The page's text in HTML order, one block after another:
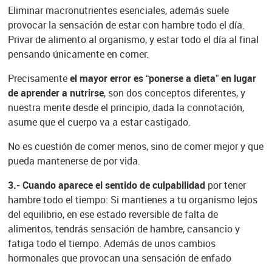
Eliminar macronutrientes esenciales, además suele
provocar la sensación de estar con hambre todo el día.
Privar de alimento al organismo, y estar todo el día al final
pensando únicamente en comer.
Precisamenteel mayor error es “ponerse a dieta” en lugar
de aprender a nutrirse, son dos conceptos diferentes, y
nuestra mente desde el principio, dada la connotación,
asume que el cuerpo va a estar castigado.
No es cuestión de comer menos, sino de comer mejor y que
pueda mantenerse de por vida.
3.- Cuando aparece el sentido de culpabilidadpor tener
hambre todo el tiempo: Si mantienes a tu organismo lejos
del equilibrio, en ese estado reversible de falta de
alimentos, tendrás sensación de hambre, cansancio y
fatiga todo el tiempo. Además de unos cambios
hormonales que provocan una sensación de enfado